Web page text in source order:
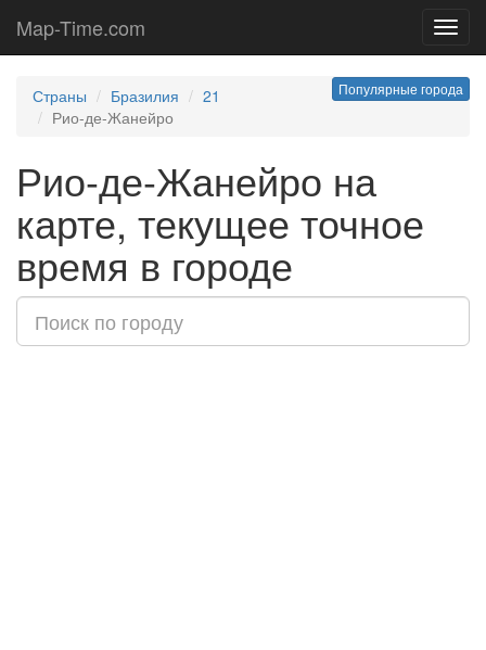
Map-Time.com
Популярные города
Страны Бразилия
21
Рио-де-Жанейро
Рио-де-Жанейро на
карте, текущее точное
время в городе